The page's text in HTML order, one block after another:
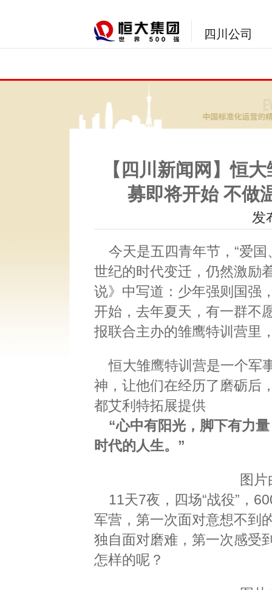
四川公司
【四川新闻网】恒
募即将开始 不做
发
今天是五四青年节，“爱
世纪的时代变迁，仍然激励
说》中写道：少年强则国
开始，去年夏天，有一群不
报联合主办的雏鹰特训营里
恒大雏鹰特训营是一个军
神，让他们在经历了磨砺后
都艾利特拓展提供
“心中有阳光，脚下有力
时代的人生。”
图
11天7夜，四场“战役”，
军营，第一次面对意想不到
独自面对磨难，第一次感受
怎样的呢？